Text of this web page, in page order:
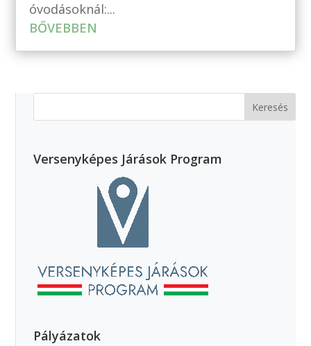
óvodásoknál:...
BŐVEBBEN
Versenyképes Járások Program
Pályázatok